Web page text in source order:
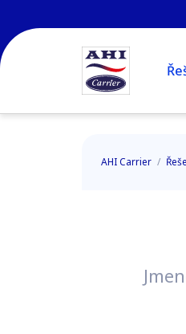
AHI Carrier /